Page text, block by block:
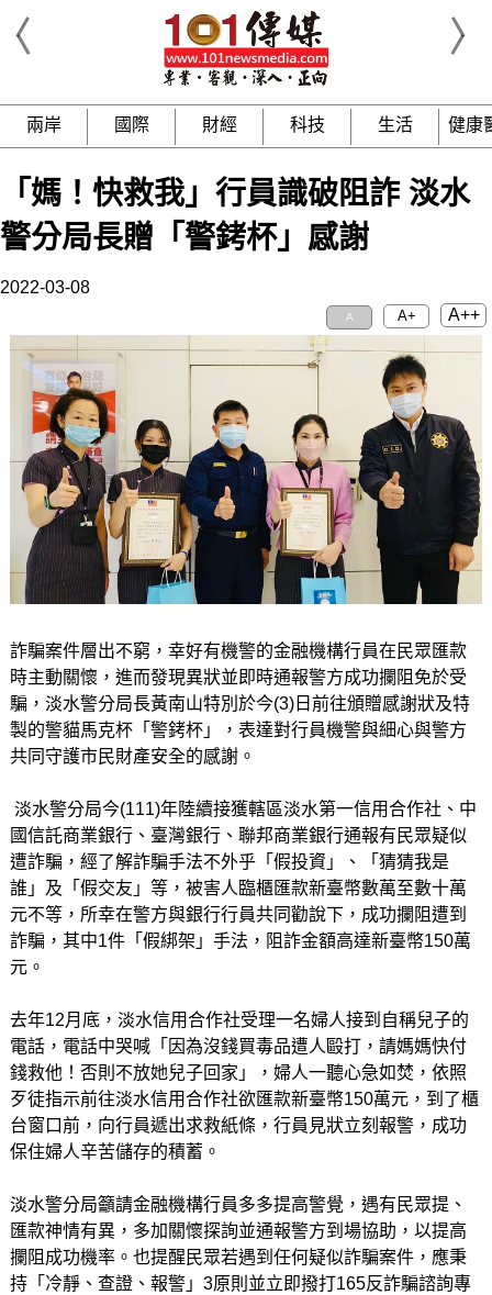
兩岸 國際 財經 科技 生活 健康
「媽！快救我」行員識破阻詐 淡水
警分局長贈「警銬杯」感謝
2022-03-08
A A+ A++
詐騙案件層出不窮，幸好有機警的金融機構行員在民眾匯款
時主動關懷，進而發現異狀並即時通報警方成功攔阻免於受
騙，淡水警分局長黃南山特別於今(3)日前往頒贈感謝狀及特
製的警貓馬克杯「警銬杯」，表達對行員機警與細心與警方
共同守護市民財產安全的感謝。
淡水警分局今(111)年陸續接獲轄區淡水第一信用合作社、中
國信託商業銀行、臺灣銀行、聯邦商業銀行通報有民眾疑似
遭詐騙，經了解詐騙手法不外乎「假投資」、「猜猜我是
誰」及「假交友」等，被害人臨櫃匯款新臺幣數萬至數十萬
元不等，所幸在警方與銀行行員共同勸說下，成功攔阻遭到
詐騙，其中1件「假綁架」手法，阻詐金額高達新臺幣150萬
元。
去年12月底，淡水信用合作社受理一名婦人接到自稱兒子的
電話，電話中哭喊「因為沒錢買毒品遭人毆打，請媽媽快付
錢救他！否則不放她兒子回家」，婦人一聽心急如焚，依照
歹徒指示前往淡水信用合作社欲匯款新臺幣150萬元，到了櫃
台窗口前，向行員遞出求救紙條，行員見狀立刻報警，成功
保住婦人辛苦儲存的積蓄。
淡水警分局籲請金融機構行員多多提高警覺，遇有民眾提、
匯款神情有異，多加關懷探詢並通報警方到場協助，以提高
攔阻成功機率。也提醒民眾若遇到任何疑似詐騙案件，應秉
持「冷靜、查證、報警」3原則並立即撥打165反詐騙諮詢專